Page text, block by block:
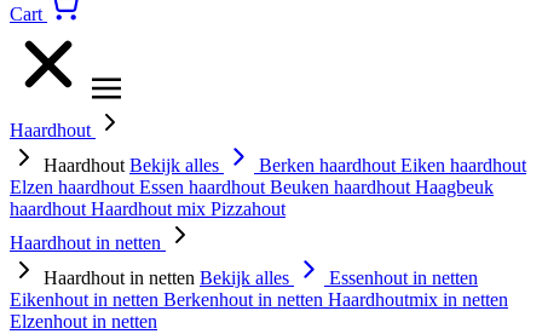
Cart
Haardhout
Haardhout Bekijk alles Berken haardhout Eiken haardhout
Elzen haardhout Essen haardhout Beuken haardhout Haagbeuk
haardhout Haardhout mix Pizzahout
Haardhout in netten
Haardhout in netten Bekijk alles
Essenhout in netten
Eikenhout in netten Berkenhout in netten Haardhoutmix in netten
Elzenhout in netten